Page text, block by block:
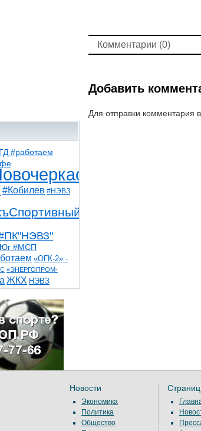
#работаем
#Кобилев #НЭВЗ
Юг #МСП
«ОГК-2» -
«ЭНЕРГОПРОМ-
ЖКХ НЭВЗ
выборы
космос
пожар роща
Комментарии (0)
Добавить
Для отправки комментария
Новости
Экономика
Политика
Общество